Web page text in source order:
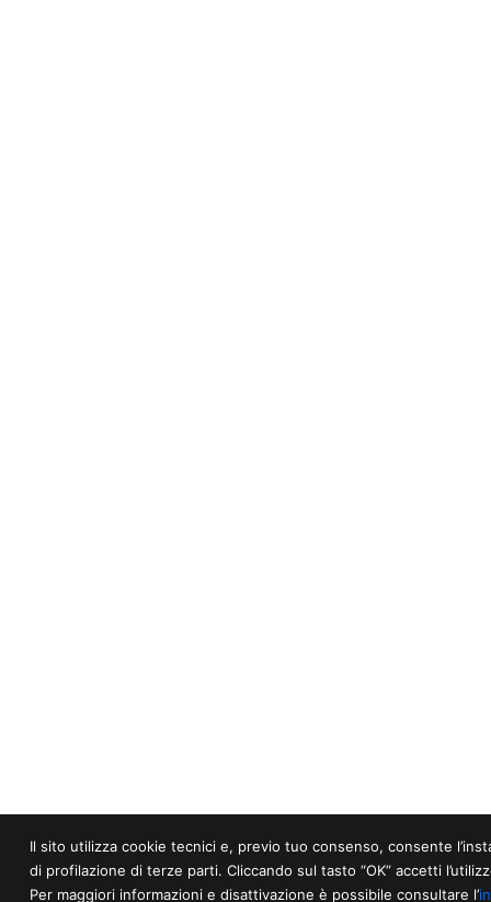
Il sito utilizza cookie tecnici e, previo tuo consenso, consente
di profilazione di terze parti. Cliccando sul tasto “OK” accetti
Per maggiori informazioni e disattivazione è possibile consultare l’